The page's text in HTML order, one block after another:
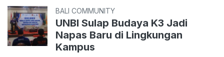
BALI COMMUNITY
UNBI Sulap Budaya K3 Jadi
Napas Baru di Lingkungan
Kampus